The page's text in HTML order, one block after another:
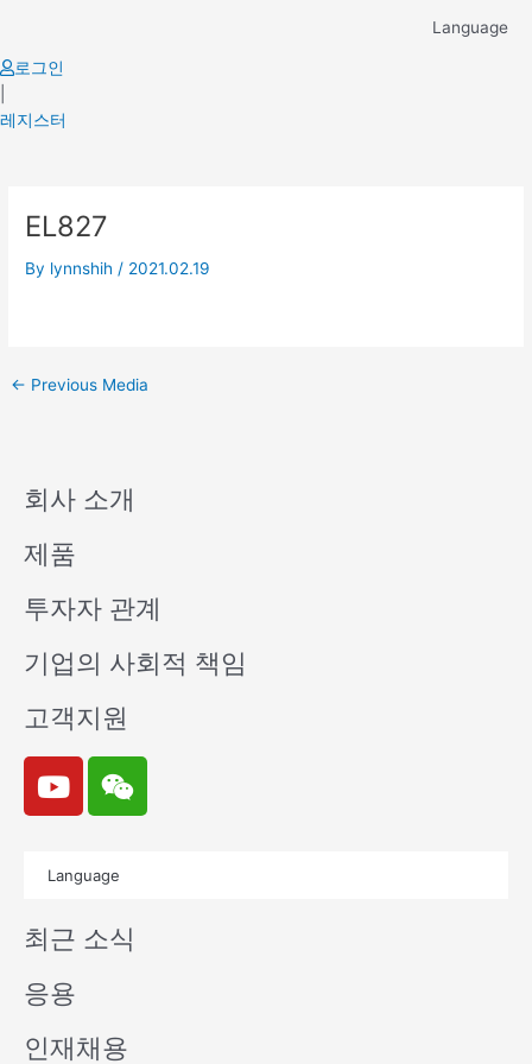
content
Language
로그인
레지스터
EL827
By lynnshih / 2021.02.19
navigation
← Previous Media
회사 소개
제품
투자자 관계
기업의 사회적 책임
고객지원
Y
o
u
e
W
e
i
n
Language
최근 소식
응용
인재채용